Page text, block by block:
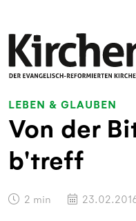
LEBEN & GLAUBEN
Von der
b'treff
2 min